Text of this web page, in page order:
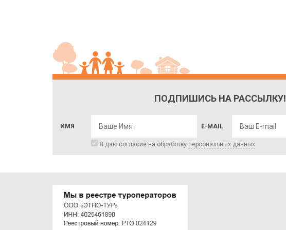
ПОДПИШИСЬ НА РАССЫЛКУ!
ИМЯ E-MAIL
Я даю согласие на обработку персональных данных